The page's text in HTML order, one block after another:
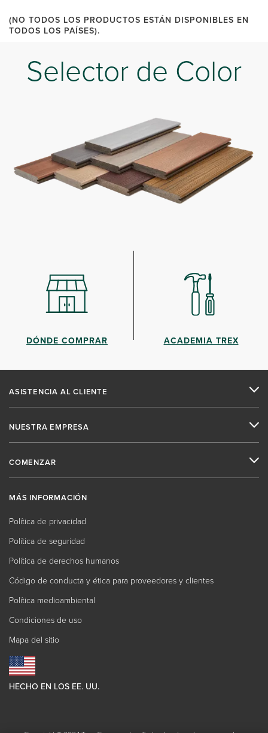
(NO TODOS LOS PRODUCTOS ESTÁN DISPONIBLES EN
TODOS LOS PAÍSES).
Selector de Color
DÓNDE COMPRAR ACADEMIA TREX
ASISTENCIA AL CLIENTE
NUESTRA EMPRESA
COMENZAR
MÁS INFORMACIÓN
Política de privacidad
Política de seguridad
Política de derechos humanos
Código de conducta y ética para proveedores y clientes
Política medioambiental
Condiciones de uso
Mapa del sitio
HECHO EN LOS EE. UU.